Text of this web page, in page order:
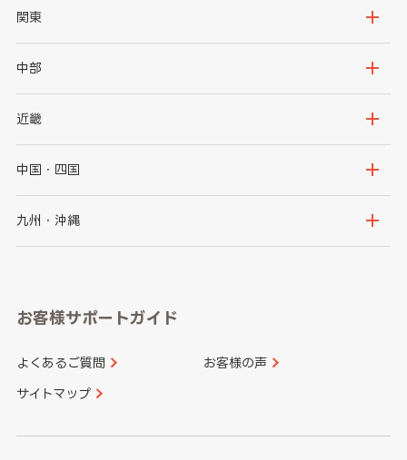
北海道
岩手県
秋田県
関東
茨城県
群馬県
千葉県
中部
新潟県
石川県
山梨県
愛知県
近畿
大阪府
京都府
和歌山県
中国・四国
鳥取県
山口県
香川県 愛媛県
九州・沖縄
長崎県
大分県 宮崎県
お客様サポートガイド
よくあるご質問 お客様の声
サイトマップ